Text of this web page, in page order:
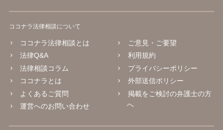
ココナラ法律相談について
ココナラ法律相談とは
法律Q&A
法律相談コラム
ココナラとは
よくあるご質問
運営へのお問い合わせ
ご意見・ご要望
利用規約
プライバシーポリシー
外部送信ポリシー
掲載をご検討の弁護士の方
へ